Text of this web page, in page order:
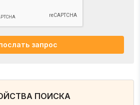
запрос
ПОИСКА